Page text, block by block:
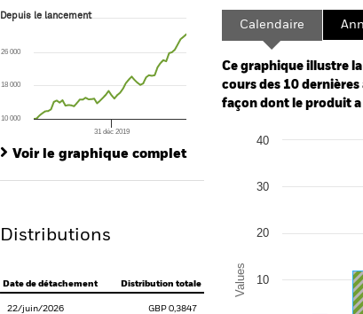
Depuis le lancement
The chart has 1 X axis displaying Time. Range: 2013-04-01
The chart has 1 Y axis displaying values. Range: 0 to 240.
Depuis le lancement
31 déc 2019
10 000
26 000
18 000
Voir le graphique complet
Distributions
Date de détachement Distribution totale
22/juin/2026 GBP 0,3847
Calendaire
Ce graphique illustre
cours des 10
façon dont le produit a
Bar chart with 2 data
Values 10
20
30
40